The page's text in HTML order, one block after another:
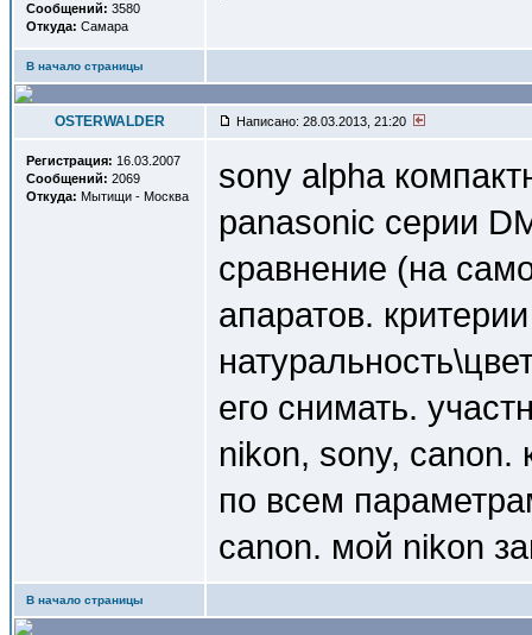
Сообщений: 3580
Откуда: Самара
В начало страницы
OSTERWALDER Написано: 28.03.2013, 21:20
Регистрация: 16.03.2007
Сообщений: 2069
Откуда: Мытищи - Москва
sony alpha
panasonic серии
сравнение (на
апаратов.
его снимать.
nikon, sony,
по всем
canon. мой nikon
В начало страницы